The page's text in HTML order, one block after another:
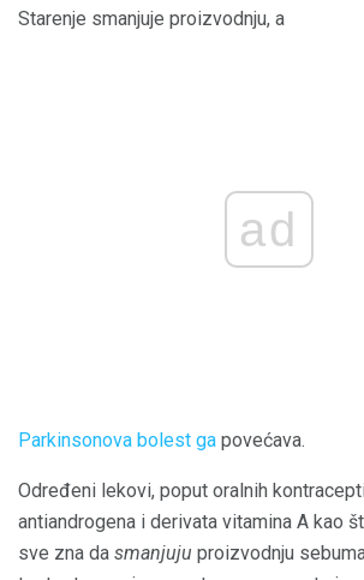
Starenje smanjuje proizvodnju, a
ad
Parkinsonova bolest ga povećava.
Određeni lekovi, poput oralnih
antiandrogena i derivata vitamina A kao
sve zna da smanjuju proizvodnju